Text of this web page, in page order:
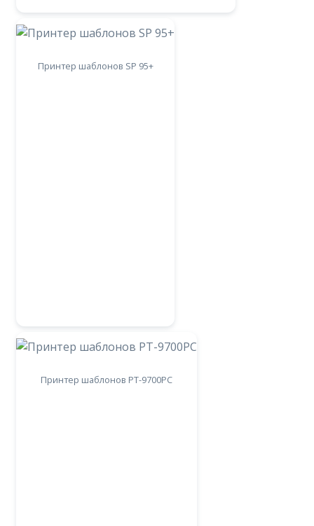
Принтер шаблонов SP 95+
Принтер шаблонов РТ-9700PC